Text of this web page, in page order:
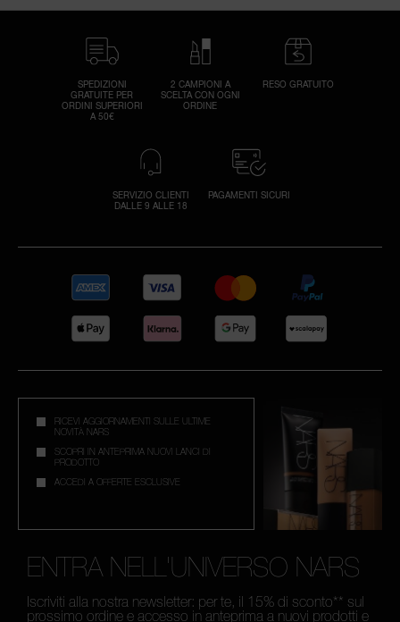
SPEDIZIONI
GRATUITE PER
ORDINI SUPERIORI
A 50€
2 CAMPIONI A
SCELTA CON OGNI
ORDINE
RESO GRATUITO
SERVIZIO CLIENTI
DALLE 9 ALLE 18
PAGAMENTI SICURI
RICEVI AGGIORNAMENTI SULLE ULTIME
NOVITÀ NARS
SCOPRI IN ANTEPRIMA NUOVI LANCI DI
PRODOTTO
ACCEDI A OFFERTE ESCLUSIVE
ENTRA NELL'UNIVERSO NARS
Iscriviti alla nostra newsletter: per te, il 15% di sconto** sul
prossimo ordine e accesso in anteprima a nuovi prodotti e